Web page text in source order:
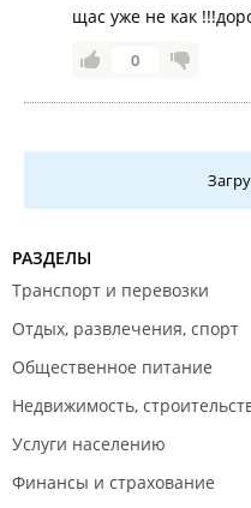
щас уже не как
0
РАЗДЕЛЫ
Транспорт и перевозки
Отдых, развлечения, спорт
Общественное питание
Недвижимость,
Услуги населению
Финансы и страхование